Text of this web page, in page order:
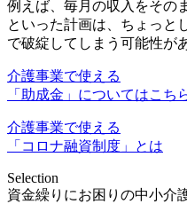
例えば、毎月の収入をその
といった計画は、ちょっと
で破綻してしまう可能性が
介護事業で使える
「助成金」についてはこち
介護事業で使える
「コロナ融資制度」とは
Selection
資金繰りにお困りの中小介